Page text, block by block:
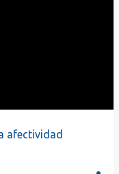
afectividad